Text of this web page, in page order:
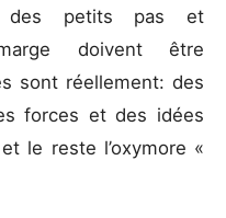
des petits pas et
doivent être
sont réellement: des
forces et des idées
le reste l’oxymore «